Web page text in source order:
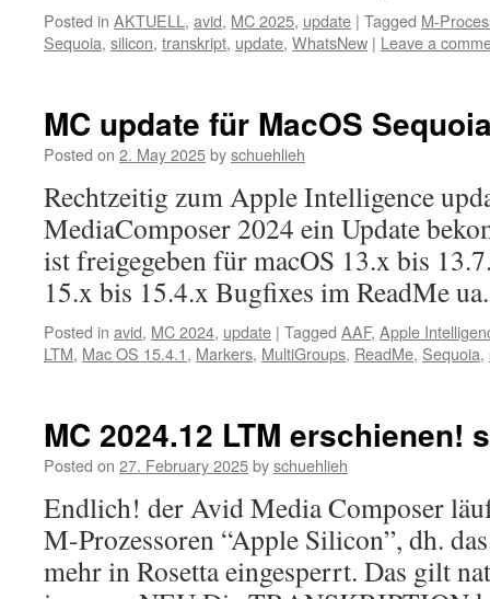
Posted in AKTUELL , avid, MC 2025, update | Tagged M-
Sequoia, silicon, transkript, update, WhatsNew | Leave a
MC update für MacOS
Posted on 2. May 2025byschuehlieh
Rechtzeitig zum Apple Intelligence
MediaComposer 2024 ein Update
ist freigegeben für macOS 13.x bis
15.x bis 15.4.x Bugfixes im ReadMe
Posted in avid, MC 2024, update | Tagged AAF, Apple
LTM, Mac OS 15.4.1, Markers, MultiGroups, ReadMe, Sequoia,
MC 2024.12 LTM erschienen!
Posted on 27. February 2025byschuehlieh
Endlich! der Avid Media Composer
M-Prozessoren “Apple Silicon”, dh.
mehr in Rosetta eingesperrt. Das gilt